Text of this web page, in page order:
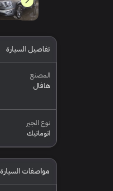
تفاصيل السيارة
المصنع
هافال
نوع الجير
اتوماتيك
مواصفات السيارة